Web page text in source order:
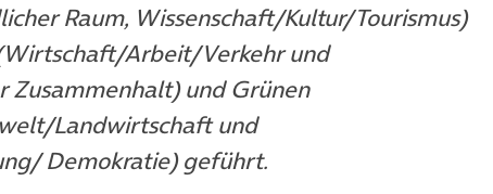
Raum, Wissenschaft/Kultur/Tourismus)
Arbeit/Verkehr und
Zusammenhalt) und Grünen
Landwirtschaft und
Demokratie) geführt.